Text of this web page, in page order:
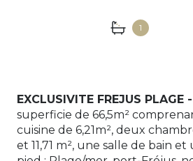
1
EXCLUSIVITE FREJUS PLAGE -
superficie de 66,5m²
cuisine de 6,21m², deux
et 11,71 m², une salle de bain